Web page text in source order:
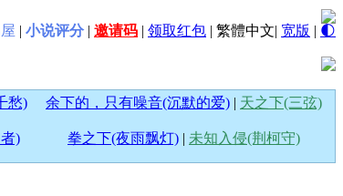
| 小说评分 | 邀请码 | 领取红包 | 繁體中文| 宽版 | 🌓
愁) 余下的，只有噪音(沉默的爱) | 天之下(三弦)
) 拳之下(夜雨飘灯) | 未知入侵(荆柯守)